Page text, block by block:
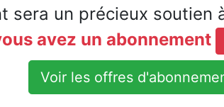
sera un précieux soutien
avez un abonnement
Voir les offres